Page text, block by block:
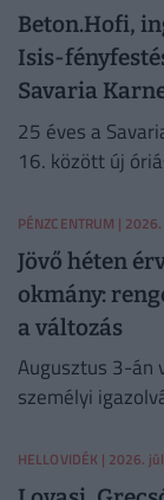
Beton.Hofi,
Isis-
Savaria
25 éves a
16. között új
belvárosa.
PÉNZCENTRUM |
Jövő héten
okmány:
a változás
Augusztus 3-án
személyi
HELLOVIDÉK | 2026.